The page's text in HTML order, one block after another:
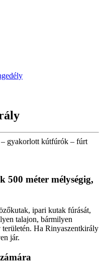
– gyakorlott kútfúrók – fúrt
méter mélységig,
ipari kutak fúrását,
talajon, bármilyen
Ha Rinyaszentkirály
jár.